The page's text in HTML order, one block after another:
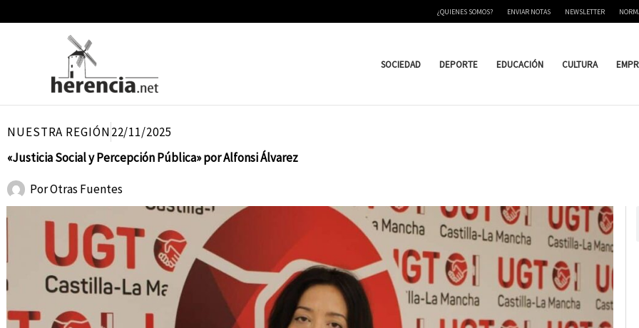
¿QUIENES SOMOS? ENVIAR NOTAS NEWSLETTER
SOCIEDAD DEPORTE EDUCACIÓN CULTURA
NUESTRA REGIÓN22/11/2025
«Justicia Social y Percepción Pública» por Alfonsi Álvarez
PorOtras Fuentes